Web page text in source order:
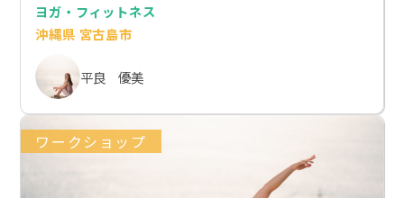
ヨガ・フィットネス
沖縄県 宮古島市
平良 優美
ワークショップ